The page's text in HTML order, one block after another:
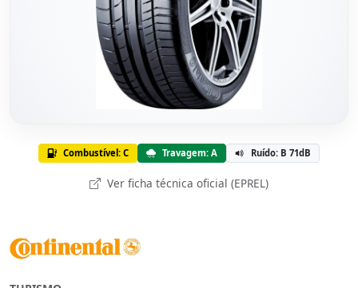
Combustível: C Travagem: A Ruído: B 71dB
Ver ficha técnica oficial (EPREL)